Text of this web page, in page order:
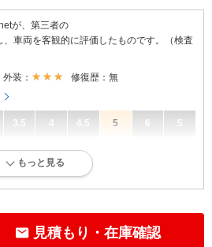
が、第三者の
、車両を客観的に評価したものです。（検査
外装：
修復歴：無
3.5 4 4.5 5 6 S
装にダメージがほとんどない、良好な状態
ありますが、良好な状態です。
もっと見る
見積もり・在庫確認